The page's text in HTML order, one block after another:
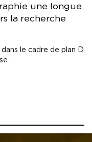
une longue
la recherche
le cadre de plan D